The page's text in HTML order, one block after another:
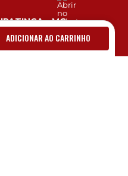
ADICIONAR AO CARRINHO
IPATINGA - MG
Av. Selim José de Sales,492
Canaã